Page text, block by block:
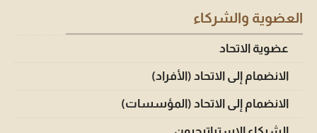
العضوية والشركاء
عضوية الاتحاد
الانضمام إلى الاتحاد (الأفراد)
الانضمام إلى الاتحاد (المؤسسات)